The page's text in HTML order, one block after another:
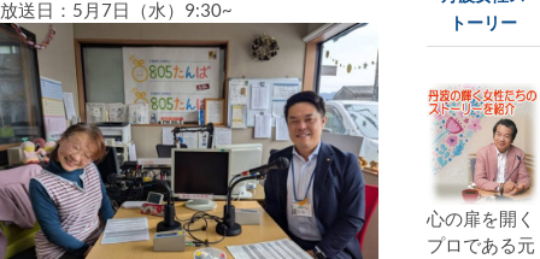
放送日：5月7日（水）9:30~
トーリー
心の扉を開く
プロである元